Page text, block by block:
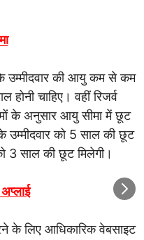
उम्मीदवार की आयु कम से कम
चाहिए। वहीं रिजर्व
के अनुसार आयु सीमा में छूट
उम्मीदवार को 5 साल की छूट
3 साल की छूट मिलेगी।
के लिए आधिकारिक वेबसाइट